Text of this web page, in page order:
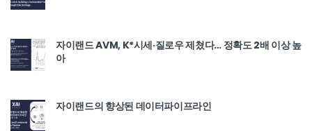
자이랜드 AVM, K*시세·질로우 제쳤다… 정확도 2배 이상 높
아
자이랜드의 향상된 데이터파이프라인